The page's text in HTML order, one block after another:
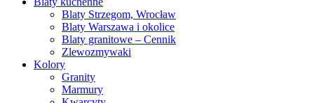
Blaty Strzegom, Wrocław
Blaty Warszawa i okolice
Blaty granitowe – Cennik
Zlewozmywaki
Kolory
Granity
Marmury